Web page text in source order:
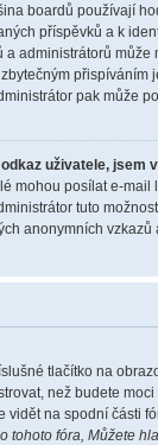
boardů používají
příspěvků a k
administrátorů může
přispíváním
pak může
uživatele, jsem
mohou posílat e-mail
tuto
anonymních vzkazů
tlačítko na
než budete
vidět na spodní části
tohoto fóra, Můžete